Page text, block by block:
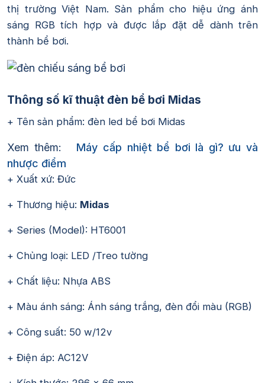
thị trường Việt Nam. Sản phẩm cho hiệu ứng ánh
sáng RGB tích hợp và được lắp đặt dễ dành trên
thành bể bơi.
Thông số kĩ thuật đèn bể bơi Midas
+ Tên sản phẩm: đèn led bể bơi Midas
Xem thêm:
Máy cấp nhiệt bể bơi là gì? ưu và
nhược điểm
+ Xuất xứ: Đức
+ Thương hiệu: Midas
+ Series (Model): HT6001
+ Chủng loại: LED /Treo tường
+ Chất liệu: Nhựa ABS
+ Màu ánh sáng: Ánh sáng trắng, đèn đổi màu (RGB)
+ Công suất: 50 w/12v
+ Điện áp: AC12V